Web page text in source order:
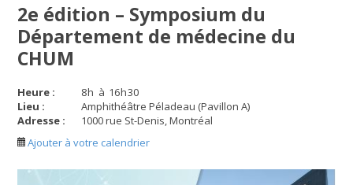
2e édition – Symposium du
Département de médecine du
CHUM
Heure : 8h à 16h30
Lieu :
Amphithéâtre Péladeau (Pavillon A)
Adresse :
1000 rue St-Denis, Montréal
Ajouter à votre calendrier